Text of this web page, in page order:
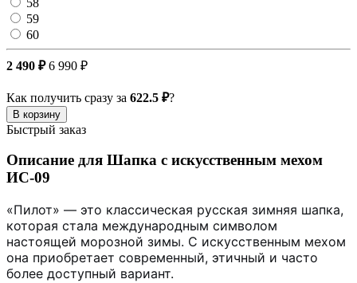
59
60
2 490 ₽ 6 990 ₽
Как получить сразу за 622.5 ₽?
В корзину
Быстрый заказ
Описание для Шапка с искусственным мехом
ИС-09
«Пилот» — это классическая русская зимняя шапка,
которая стала международным символом
настоящей морозной зимы. С искусственным мехом
она приобретает современный, этичный и часто
более доступный вариант.